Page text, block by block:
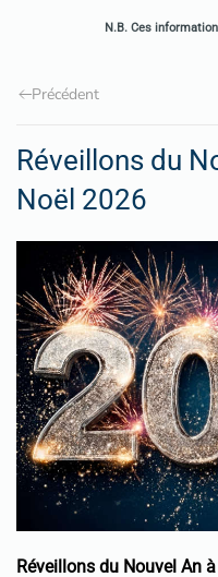
N.B. Ces
Précédent
Réveillons du
Noël 2026
Réveillons du Nouvel An